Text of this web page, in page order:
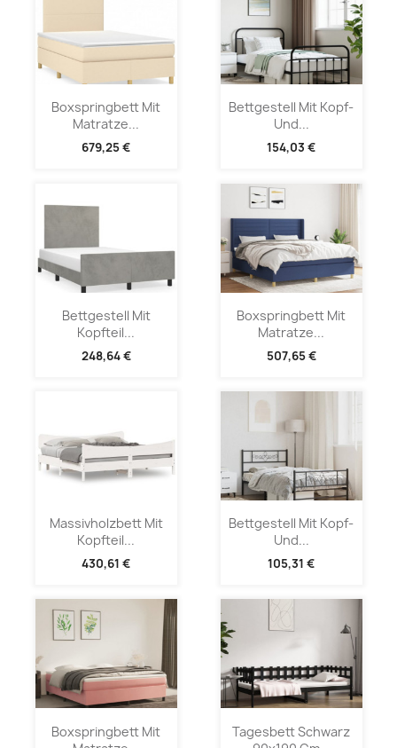
Boxspringbett Mit
Matratze...
679,25 €
Bettgestell Mit Kopf-
Und...
154,03 €
Bettgestell Mit
Kopfteil...
248,64 €
Boxspringbett Mit
Matratze...
507,65 €
Massivholzbett Mit
Kopfteil...
430,61 €
Bettgestell Mit Kopf-
Und...
105,31 €
Boxspringbett Mit
Tagesbett Schwarz